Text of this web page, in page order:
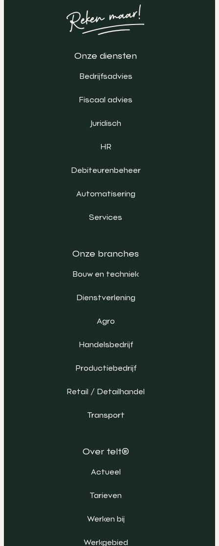
Onze diensten
Bedrijfsadvies
Fiscaal advies
Juridisch
HR
Debiteurenbeheer
Automatisering
Services
Onze branches
Bouw en techniek
Dienstverlening
Agro
Handelsbedrijf
Productiebedrijf
Retail / Detailhandel
Transport
Over telt®
Actueel
Tarieven
Werken bij
Werkgebied